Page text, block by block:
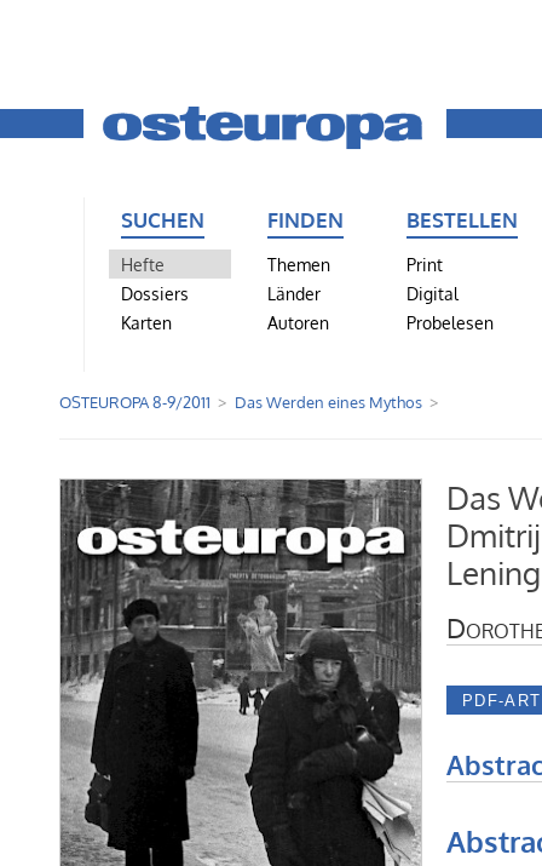
SUCHEN
Hefte
Dossiers
Karten
FINDEN
Themen
Länder
Autoren
BESTELLEN
Print
Digital
Probelesen
OSTEUROPA 8-9/2011 Das Werden eines Mythos
Das